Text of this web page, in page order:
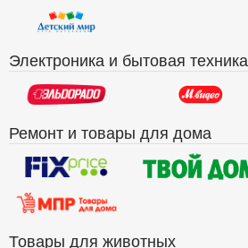
Электроника и бытовая техника
Ремонт и товары для дома
Товары для животных